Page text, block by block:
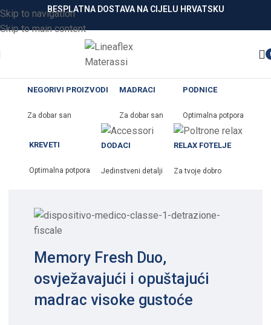
Skip to navigation
Skip to main content
BESPLATNA DOSTAVA NA CIJELU HRVATSKU
NEGORIVI PROIZVODI
Za dobar san
MADRACI
Za dobar san
PODNICE
Optimalna potpora
KREVETI
Optimalna potpora
DODACI
Jedinstveni detalji
RELAX FOTELJE
Za tvoje dobro
Memory Fresh Duo,
osvježavajući i opuštajući
madrac visoke gustoće